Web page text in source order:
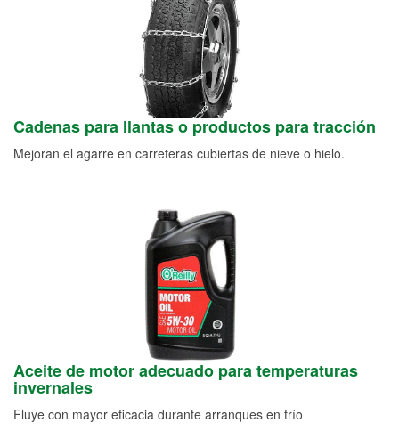
Cadenas para llantas o productos para tracción
Mejoran el agarre en carreteras cubiertas de nieve o hielo.
Aceite de motor adecuado para temperaturas
invernales
Fluye con mayor eficacia durante arranques en frío